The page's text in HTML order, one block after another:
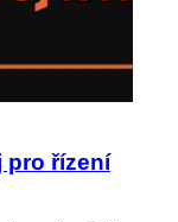
pro řízení